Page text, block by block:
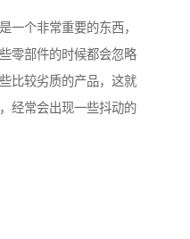
一个非常重要的东西，
零部件的时候都会忽略
比较劣质的产品，这就
经常会出现一些抖动的